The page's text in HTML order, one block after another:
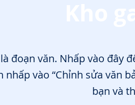
đoạn văn. Nhấp vào đây
nhấp vào “Chỉnh sửa văn
bạn và